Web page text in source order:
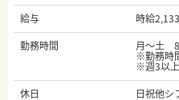
給与
時給
勤務時間
月～土 8
※勤務時
※週3以
休日
日祝他シ